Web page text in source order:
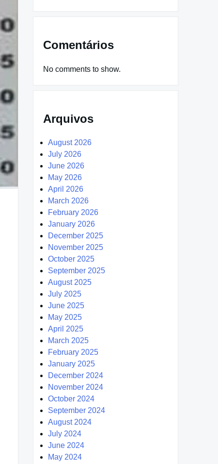
Comentários
No comments to show.
Arquivos
August 2026
July 2026
June 2026
May 2026
April 2026
March 2026
February 2026
January 2026
December 2025
November 2025
October 2025
September 2025
August 2025
July 2025
June 2025
May 2025
April 2025
March 2025
February 2025
January 2025
December 2024
November 2024
October 2024
September 2024
August 2024
July 2024
June 2024
May 2024